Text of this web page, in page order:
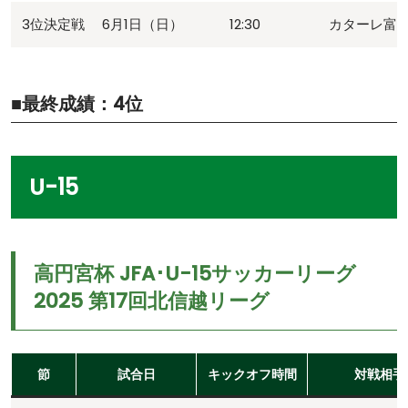
3位決定戦 6月1日（日） 12:30 カターレ富
■最終成績：4位
U-15
高円宮杯 JFA･U-15サッカーリーグ
2025 第17回北信越リーグ
節 試合日 キックオフ時間 対戦相手